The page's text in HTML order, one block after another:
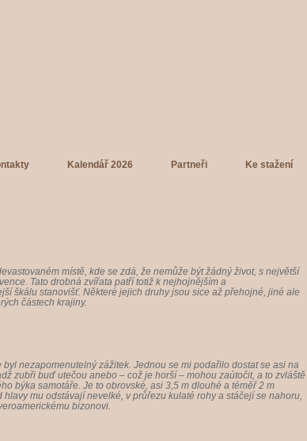
Kalendář 2026 Partneři Ke stažení
místě, kde se zdá, že nemůže být žádný život, s největší
Tato drobná zvířata patří totiž k nejhojnějším a
škálu stanovišť. Některé jejich druhy jsou sice až přehojné, jiné ale
částech krajiny.
nezapomenutelný zážitek. Jednou se mi podařilo dostat se asi na
zubři buď utečou anebo – což je horší – mohou zaútočit, a to zvláště
býka samotáře. Je to obrovské, asi 3,5 m dlouhé a téměř 2 m
mu odstávají nevelké, v průřezu kulaté rohy a stáčejí se nahoru,
bizonovi.